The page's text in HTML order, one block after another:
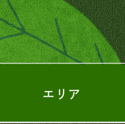
エリア